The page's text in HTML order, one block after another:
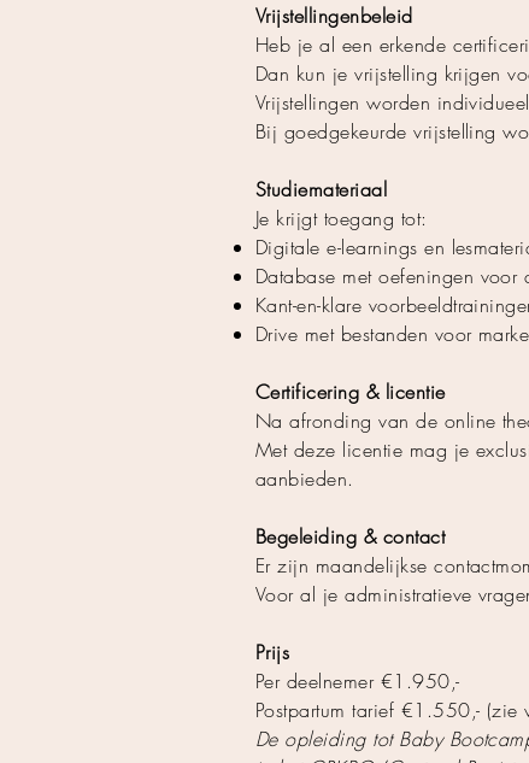
Vrijstellingenbeleid
Heb je al een erkende
Dan kun je vrijstelling krijgen
Vrijstellingen worden
Bij goedgekeurde vrijstelling
Studiemateriaal
Je krijgt toegang tot:
Digitale e-learnings en
Database met oefeningen voor
Kant-en-klare
Drive met bestanden voor
Certificering & licentie
Na afronding van de online
Met deze licentie mag je
aanbieden.
Begeleiding & contact
Er zijn maandelijkse
Voor al je administratieve
Prijs
Per deelnemer €1.950,-
Postpartum tarief €1.550,- (zie
De opleiding tot Baby